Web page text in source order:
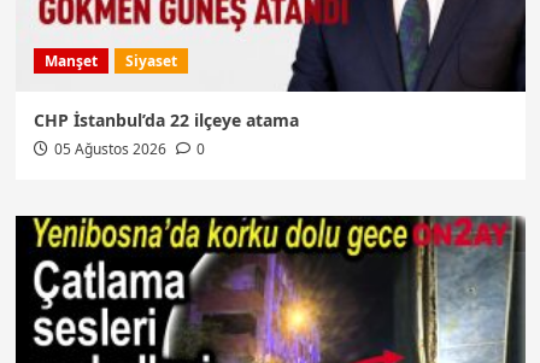
Manşet Siyaset
CHP İstanbul’da 22 ilçeye atama
05 Ağustos 2026 0